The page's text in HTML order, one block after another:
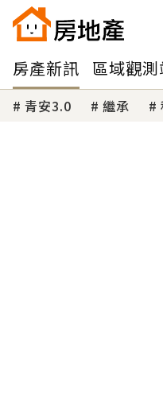
房產新訊 區域觀測
青安3.0 繼承